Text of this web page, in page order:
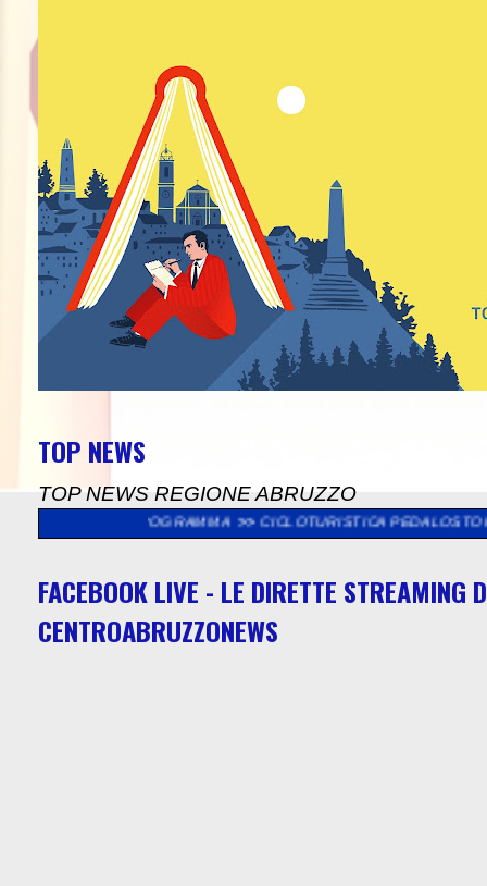
TOP NEWS
TOP NEWS REGIONE ABRUZZO
CICLOTURISTICA PEDALOSTORTO:
FACEBOOK LIVE - LE DIRETTE STREAMING
CENTROABRUZZONEWS